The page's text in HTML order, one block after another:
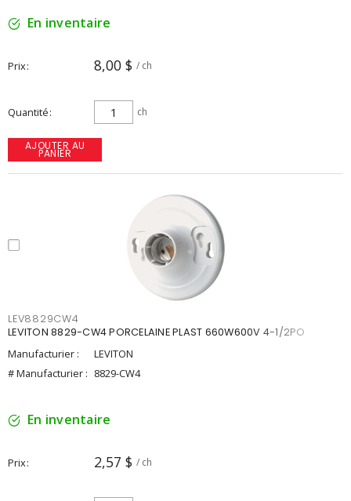
En inventaire
Prix 8,00 $ / ch
Quantité ch
AJOUTER AU
PANIER
LEV8829CW4
LEVITON 8829-CW4 PORCELAINE PLAST 660W600V 4-1/2PO
Manufacturier :
LEVITON
# Manufacturier : 8829-CW4
En inventaire
Prix 2,57 $ / ch